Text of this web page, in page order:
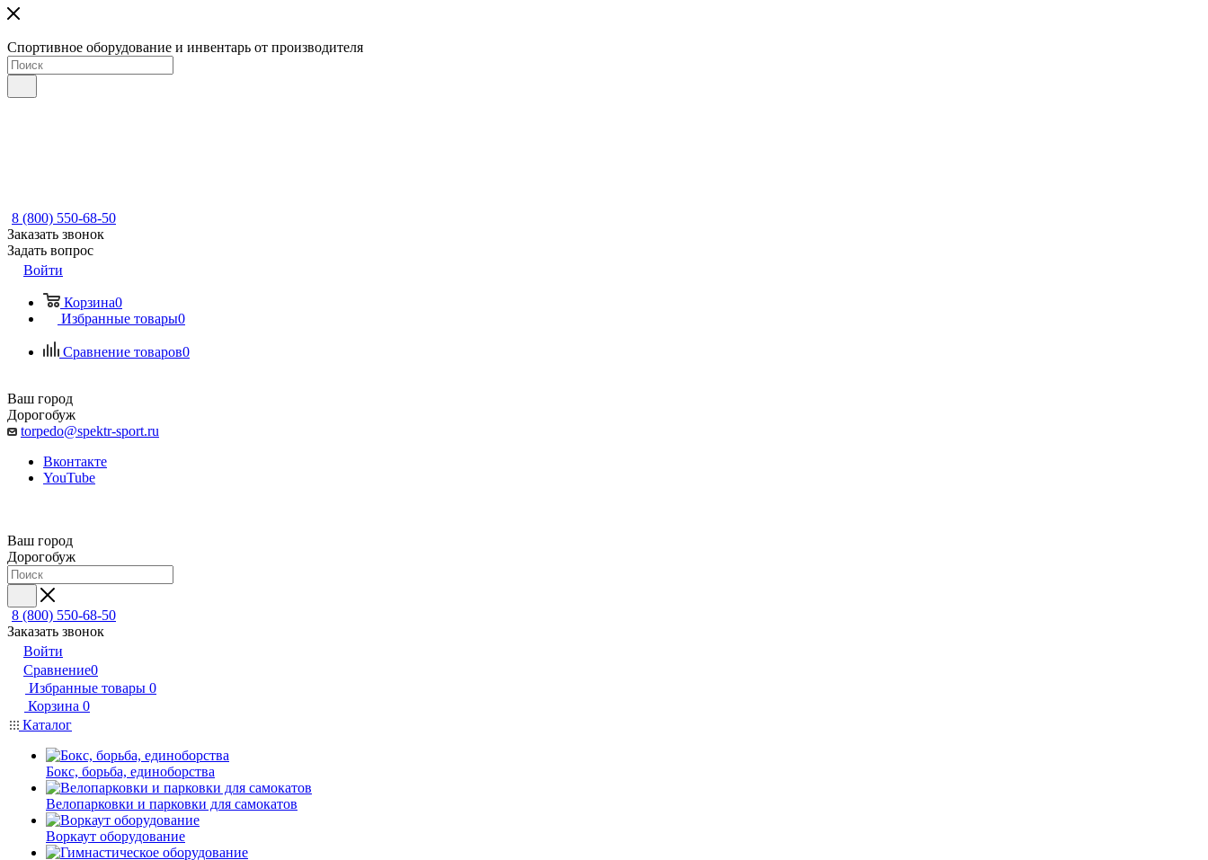
Спортивное оборудование и инвентарь от производителя
8 (800) 550-68-50
Заказать звонок
Задать вопрос
Войти
Корзина0
Избранные товары0
Сравнение товаров0
Ваш город
Дорогобуж
torpedo@spektr-sport.ru
Вконтакте
YouTube
Ваш город
Дорогобуж
8 (800) 550-68-50
Заказать звонок
Войти
Сравнение0
Избранные товары 0
Корзина 0
Каталог
Бокс, борьба, единоборства
Велопарковки и парковки для самокатов
Воркаут оборудование